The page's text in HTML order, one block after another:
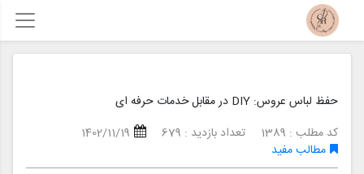
حفظ لباس عروس: DIY در مقابل خدمات حرفه ای
کد مطلب : 1389
تعداد بازدید : 679
1402/11/19
مطالب مفید